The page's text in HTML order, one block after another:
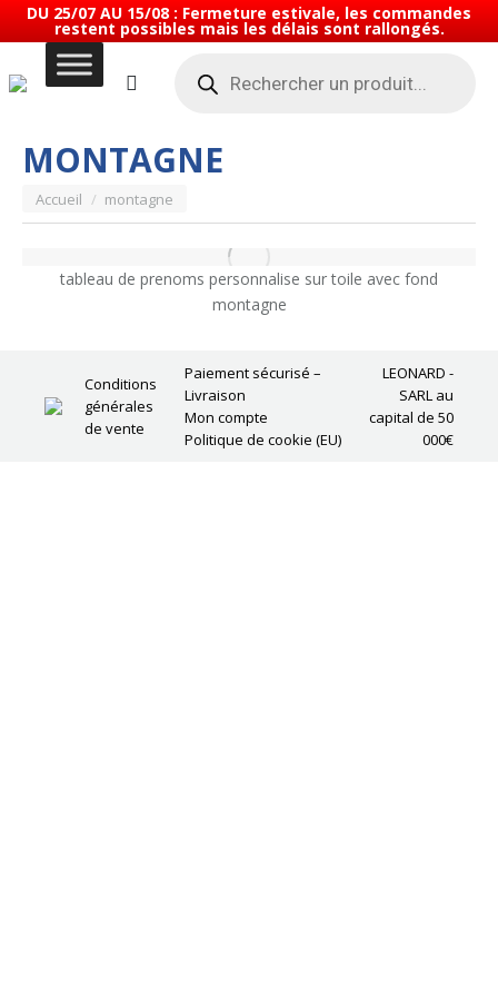
DU 25/07 AU 15/08 : Fermeture estivale, les commandes
restent possibles mais les délais sont rallongés.
produits
MONTAGNE
Vous êtes ici :
Accueil montagne
tableau de prenoms personnalise sur toile avec fond
montagne
Conditions
générales
de vente
Paiement sécurisé –
Livraison
Mon compte
Politique de cookie (EU)
LEONARD -
SARL au
capital de 50
000€